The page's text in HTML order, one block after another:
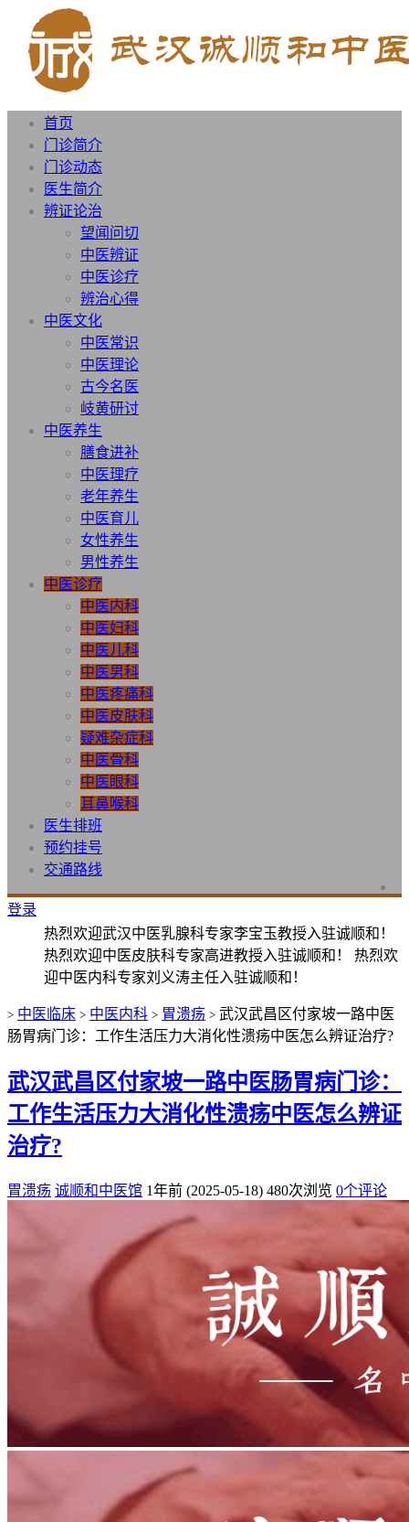
首页
门诊简介
门诊动态
医生简介
辨证论治
望闻问切
中医辨证
中医诊疗
辨治心得
中医文化
中医常识
中医理论
古今名医
岐黄研讨
中医养生
膳食进补
中医理疗
老年养生
中医育儿
女性养生
男性养生
中医诊疗
中医内科
中医妇科
中医儿科
中医男科
中医疼痛科
中医皮肤科
疑难杂症科
中医骨科
中医眼科
耳鼻喉科
医生排班
预约挂号
交通路线
登录
热烈欢迎武汉中医乳腺科专家李宝玉教授入驻诚顺和！
热烈欢迎中医皮肤科专家高进教授入驻诚顺和！ 热烈欢
迎中医内科专家刘义涛主任入驻诚顺和！
> 中医临床 > 中医内科 > 胃溃疡 > 武汉武昌区付家坡一路中医
肠胃病门诊：工作生活压力大消化性溃疡中医怎么辨证治疗?
武汉武昌区付家坡一路中医肠胃病门诊：
工作生活压力大消化性溃疡中医怎么辨证
治疗?
胃溃疡 诚顺和中医馆 1年前 (2025-05-18) 480次浏览 0个评论